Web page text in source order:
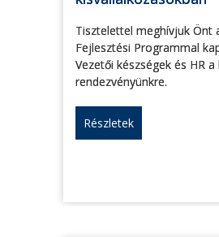
Tisztelettel meghívjuk Önt
Fejlesztési Programmal
Vezetői készségek és HR
rendezvényünkre.
Részletek